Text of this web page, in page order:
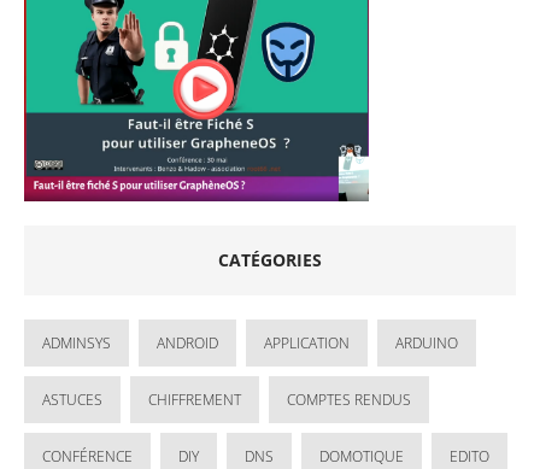
CATÉGORIES
ADMINSYS ANDROID APPLICATION ARDUINO
ASTUCES CHIFFREMENT COMPTES RENDUS
CONFÉRENCE DIY DNS DOMOTIQUE EDITO